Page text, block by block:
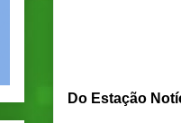
Do Estação